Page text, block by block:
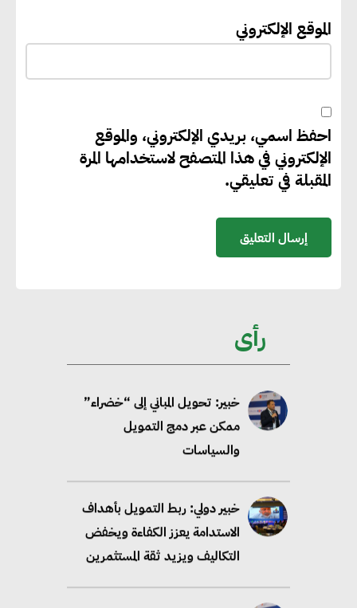
الموقع الإلكتروني
احفظ اسمي، بريدي الإلكتروني، والموقع
الإلكتروني في هذا المتصفح لاستخدامها المرة
المقبلة في تعليقي.
رأى
مليون جنيه إسترليني لدعم توسع
المتجددة
جوجل تعلن إضافة 12 جيجاوات
من الطاقة النظيفة وتجنب انبعاث
أكسيد الكربون
2035
خبير: تحويل المباني إلى “خضراء”
ممكن عبر دمج التمويل
والسياسات
خبير دولي: ربط التمويل بأهداف
الاستدامة يعزز الكفاءة ويخفض
التكاليف ويزيد ثقة المستثمرين